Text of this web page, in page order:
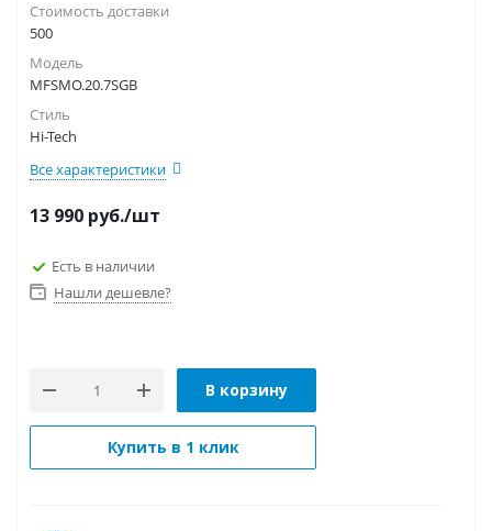
Стоимость доставки
500
Модель
MFSMO.20.7SGB
Стиль
Hi-Tech
Все характеристики
13 990 руб./шт
Есть в наличии
Нашли дешевле?
В корзину
Купить в 1 клик